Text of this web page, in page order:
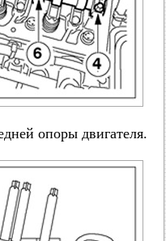
опоры двигателя.